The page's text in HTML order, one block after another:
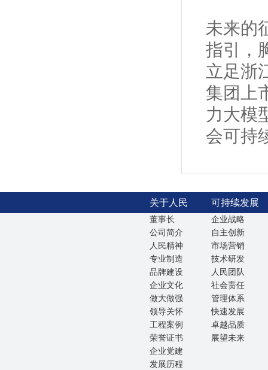
未来的
指引，
立足浙
集团上
力大模
会可持
关于人民 可持续发展
董事长
公司简介
人民精神
专业制造
品牌建设
企业文化
做大做强
领导关怀
工程案例
荣誉证书
企业党建
发展历程
企业战略
自主创新
市场营销
技术研发
人民团队
社会责任
管理体系
快速发展
卓越品质
展望未来